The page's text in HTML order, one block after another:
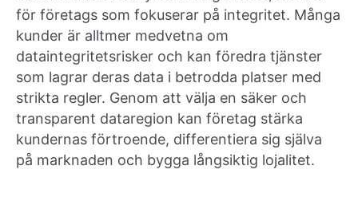
för företags som fokuserar på integritet. Många
kunder är alltmer medvetna om
dataintegritetsrisker och kan föredra tjänster
som lagrar deras data i betrodda platser med
strikta regler. Genom att välja en säker och
transparent dataregion kan företag stärka
kundernas förtroende, differentiera sig själva
på marknaden och bygga långsiktig lojalitet.